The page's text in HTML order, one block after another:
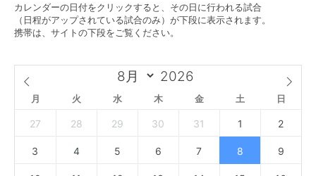
カレンダーの日付をクリックすると、その日に行われる試合
（日程がアップされている試合のみ）が下段に表示されます。
携帯は、サイトの下段をご覧ください。
月 火 水 木 金 土 日
27 28 29 30 31 1 2
3 4 5 6 7 8 9